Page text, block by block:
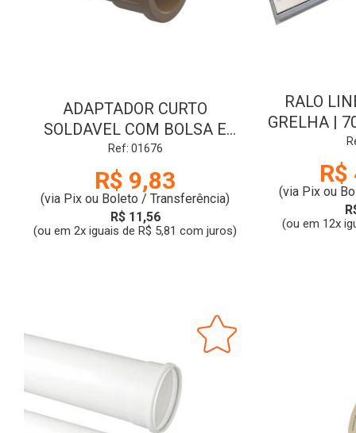
ADAPTADOR CURTO
SOLDAVEL COM BOLSA E
ROSCA PARA REGISTRO |
40x1.1/2 | TIGRE
Ref: 01676
R$ 9,83
(via Pix ou Boleto / Transferência)
R$ 11,56
(ou em 2x iguais de R$ 5,81 com juros)
RALO
GRELHA |
|
(via Pix ou
(ou em 12x